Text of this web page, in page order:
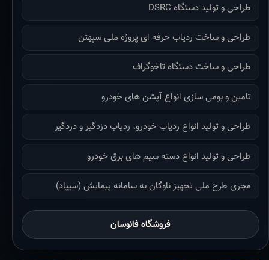
طراحی و تولید دستگاه DSRC
طراحی و ساخت ردیاب حرفه ای پروژه ملی سپهتن
طراحی و ساخت دستگاه تاخوگراف
تامین و بومی سازی انواع آپشن های خودرو
طراحی و تولید انواع ردیاب خودرو، ردیاب دزدگیر و دزدگیر
طراحی و تولید انواع دسته سیم های برق خودرو
مجری طرح ملی تجهیز ناوگان به سامانه پیمایش (سیپاد)
فروشگاه فانوسان